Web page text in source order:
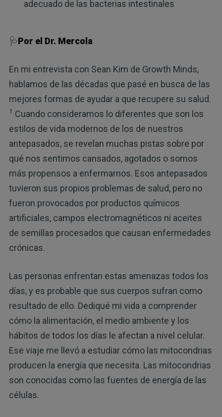
adecuado de las bacterias intestinales
🩺Por el Dr. Mercola
En mi entrevista con Sean Kim de Growth Minds,
hablamos de las décadas que pasé en busca de las
mejores formas de ayudar a que recupere su salud.
1 Cuando consideramos lo diferentes que son los
estilos de vida modernos de los de nuestros
antepasados, se revelan muchas pistas sobre por
qué nos sentimos cansados, agotados o somos
más propensos a enfermarnos. Esos antepasados
tuvieron sus propios problemas de salud, pero no
fueron provocados por productos químicos
artificiales, campos electromagnéticos ni aceites
de semillas procesados que causan enfermedades
crónicas.
Las personas enfrentan estas amenazas todos los
días, y es probable que sus cuerpos sufran como
resultado de ello. Dediqué mi vida a comprender
cómo la alimentación, el medio ambiente y los
hábitos de todos los días le afectan a nivel celular.
Ese viaje me llevó a estudiar cómo las mitocondrias
producen la energía que necesita. Las mitocondrias
son conocidas como las fuentes de energía de las
células.